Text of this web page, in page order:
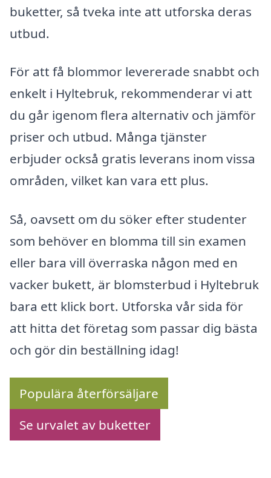
buketter, så tveka inte att utforska deras
utbud.
För att få blommor levererade snabbt och
enkelt i Hyltebruk, rekommenderar vi att
du går igenom flera alternativ och jämför
priser och utbud. Många tjänster
erbjuder också gratis leverans inom vissa
områden, vilket kan vara ett plus.
Så, oavsett om du söker efter studenter
som behöver en blomma till sin examen
eller bara vill överraska någon med en
vacker bukett, är blomsterbud i Hyltebruk
bara ett klick bort. Utforska vår sida för
att hitta det företag som passar dig bästa
och gör din beställning idag!
Populära återförsäljare
Se urvalet av buketter